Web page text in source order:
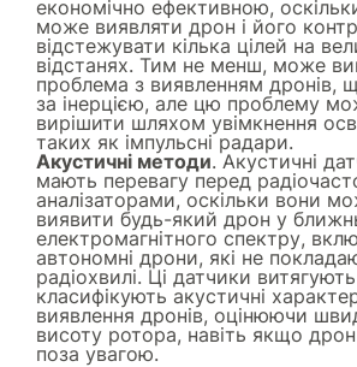
економічно ефективною,
може виявляти дрон і його
відстежувати кілька цілей на
відстанях. Тим не менш, може
проблема з виявленням дронів,
за інерцією, але цю проблему
вирішити шляхом увімкнення
таких як імпульсні радари.
Акустичні методи. Акустичні
мають перевагу перед
аналізаторами, оскільки вони
виявити будь-який дрон у
електромагнітного спектру,
автономні дрони, які не
радіохвилі. Ці датчики витягують
класифікують акустичні
виявлення дронів, оцінюючи
висоту ротора, навіть якщо
поза увагою.